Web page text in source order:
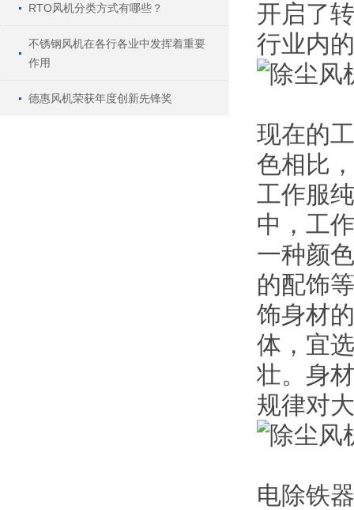
RTO风机分类方式有哪些？
不锈钢风机在各行各业中发挥着重要
作用
德惠风机荣获年度创新先锋奖
开启了
行业内
现在的
色相比
工作服
中，工
一种颜
的配饰
饰身材
体，宜
壮。身
规律对
电除铁